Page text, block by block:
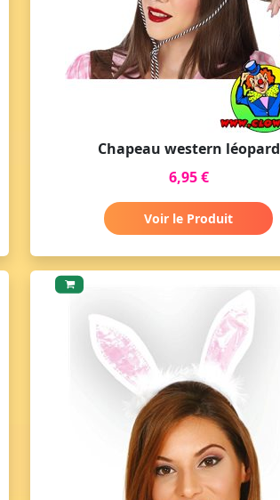
Chapeau western léopard
6,95 €
Voir le Produit